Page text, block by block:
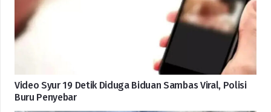
Video Syur 19 Detik Diduga Biduan Sambas Viral, Polisi
Buru Penyebar